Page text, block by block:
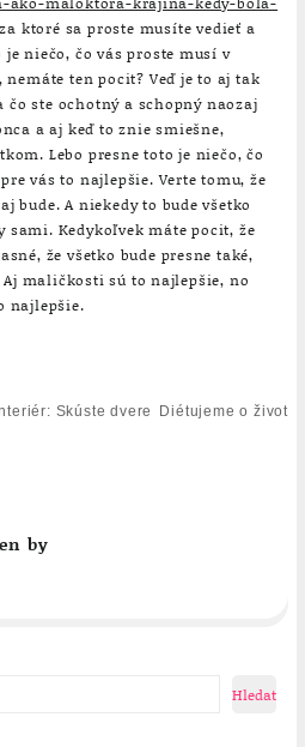
za ktoré sa proste musíte vedieť a
niečo, čo vás proste musí v
ten pocit? Veď je to aj tak
čo ste ochotný a schopný naozaj
a aj keď to znie smiešne,
Lebo presne toto je niečo, čo
vás to najlepšie. Verte tomu, že
bude. A niekedy to bude všetko
sami. Kedykoľvek máte pocit, že
že všetko bude presne také,
maličkosti sú to najlepšie, no
najlepšie.
Skúste dvere
Diétujeme o život
by
Hledat